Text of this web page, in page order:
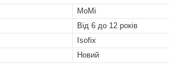
MoMi
Від 6 до 12 років
Isofix
Новий